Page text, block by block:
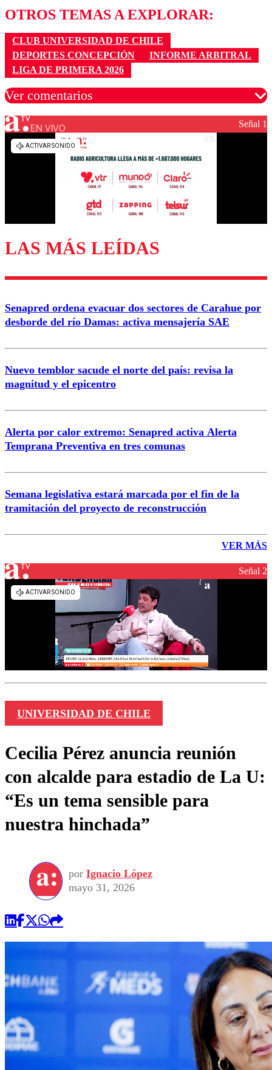
OTROS TEMAS A EXPLORAR:
CLUB UNIVERSIDAD DE CHILE
DEPORTES CONCEPCIÓN
INFORME ARBITRAL
LIGA DE PRIMERA 2026
Ver comentarios
Los comentarios son moderados para garantizar un
Enviar comentario
EN VIVO Señal 1
LAS MÁS LEÍDAS
Senapred ordena evacuar dos sectores de Carahue por
desborde del río Damas: activa mensajería SAE
Nuevo temblor sacude el norte del país: revisa la
magnitud y el epicentro
Alerta por calor extremo: Senapred activa Alerta
Temprana Preventiva en tres comunas
Semana legislativa estará marcada por el fin de la
tramitación del proyecto de reconstrucción
VER MÁS
Señal 2
UNIVERSIDAD DE CHILE
Cecilia Pérez anuncia reunión
con alcalde para estadio de La U:
“Es un tema sensible para
nuestra hinchada”
por Ignacio López
mayo 31, 2026